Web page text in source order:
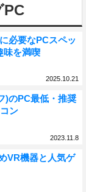
PC
必要なPCスペッ
味を満喫
2025.10.21
)のPC最低・推奨
ン
2023.11.8
VR機器と人気ゲ